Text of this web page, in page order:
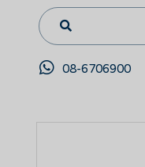
08-6706900